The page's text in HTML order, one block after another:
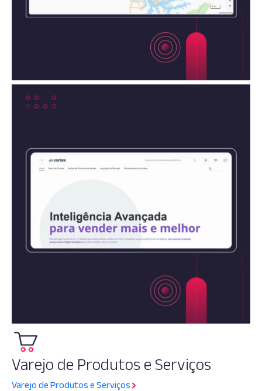
Varejo de Produtos e Serviços
Varejo de Produtos e Serviços